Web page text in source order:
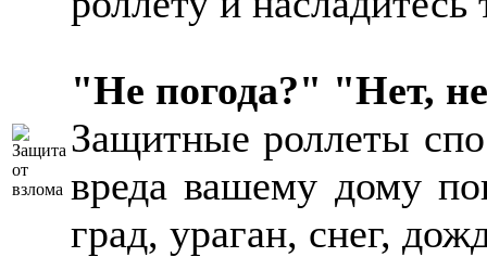
"Не погода?" "Нет,
Защитные роллеты
вреда вашему дому
град, ураган, снег,